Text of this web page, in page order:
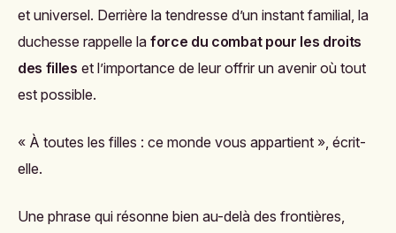
et universel. Derrière la tendresse d’un instant familial, la
duchesse rappelle la force du combat pour les droits
des filles et l’importance de leur offrir un avenir où tout
est possible.
« À toutes les filles : ce monde vous appartient », écrit-
elle.
Une phrase qui résonne bien au-delà des frontières,